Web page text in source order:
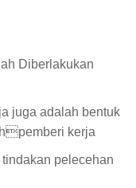
Diberlakukan
juga adalah bentuk
kerja
pelecehan